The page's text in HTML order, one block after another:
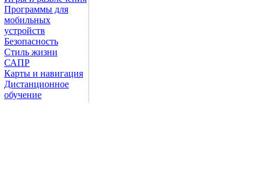
Программы для
мобильных
устройств
Безопасность
Стиль жизни
САПР
Карты и навигация
Дистанционное
обучение